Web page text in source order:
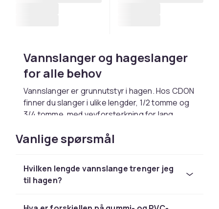
Vannslanger og hageslanger
for alle behov
Vannslanger er grunnutstyr i hagen. Hos CDON
finner du slanger i ulike lengder, 1/2 tomme og
3/4 tomme, med vevforsterkning for lang
Velg riktig lengde og diameter
15 til 20 meter rekker for mindre hager. 25 til 50
meter trengs for større flater. Slangetrommel
gjør oppbevaring enklere.
Vanlige spørsmål
Hvilken lengde vannslange trenger jeg
til hagen?